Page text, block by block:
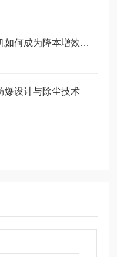
破解人工上料困局：真空上料机如何成为降本增效的关键
爆设计与除尘技术